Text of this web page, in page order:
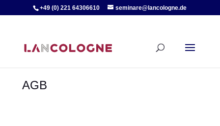
+49 (0) 221 64306610 seminare@lancologne.de
AGB